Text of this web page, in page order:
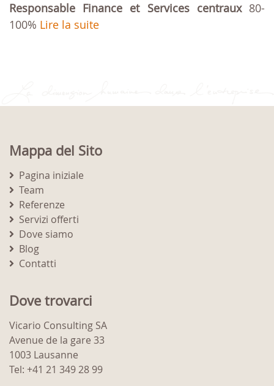
Responsable Finance et Services centraux80-
100% Lire la suite
Mappa del Sito
Pagina iniziale
Team
Referenze
Servizi offerti
Dove siamo
Blog
Contatti
Dove trovarci
Vicario Consulting SA
Avenue de la gare 33
1003 Lausanne
Tel: +41 21 349 28 99